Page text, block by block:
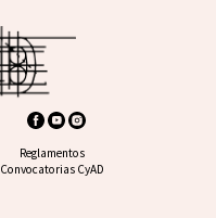
Footer FAQ
Reglamentos
Convocatorias CyAD